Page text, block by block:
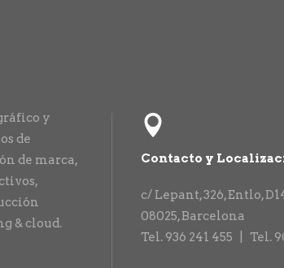
y
de
de marca,
& cloud.
Contacto y
c/ Lepant, 326, Entlo,
08025,Barcelona
Tel. 936 241 455 | Tel.